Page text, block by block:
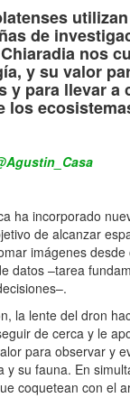
de
nos
y su valor
y para llevar a
los
ha incorporado
de alcanzar
imágenes
datos –tarea
la lente del dron
de cerca y le
para observar y
y su fauna. En
coquetean con el